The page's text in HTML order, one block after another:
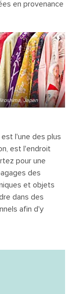
en provenance
Japan
l'une des plus
est l'endroit
pour une
des
et objets
dans des
afin d'y